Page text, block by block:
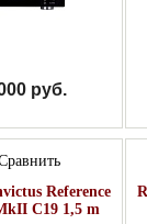
руб.
Reference
C19 1,5 m